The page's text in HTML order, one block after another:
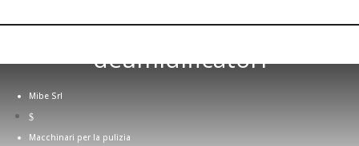
Riscaldatori e
deumidificatori
Mibe Srl
$
Macchinari per la pulizia